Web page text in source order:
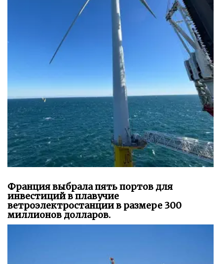
Франция выбрала пять портов для
инвестиций в плавучие
ветроэлектростанции в размере 300
миллионов долларов.